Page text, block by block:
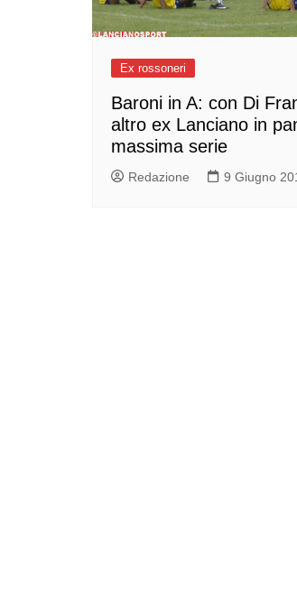
Ex rossoneri
Baroni in A: con Di
altro ex Lanciano in
massima serie
Redazione 9 Giugno